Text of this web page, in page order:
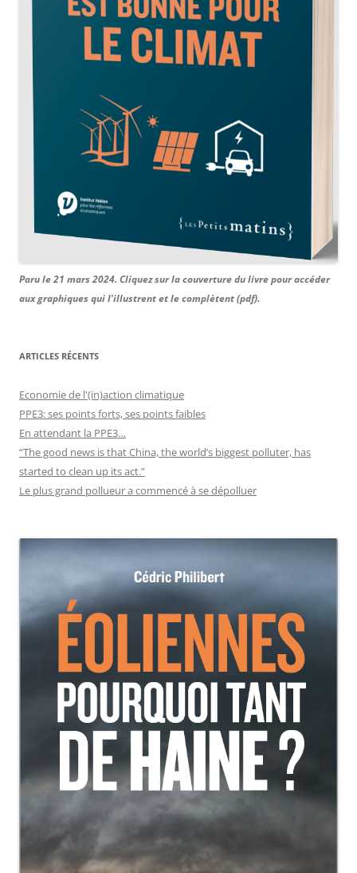
Paru le 21 mars 2024. Cliquez sur la couverture du livre pour accéder
aux graphiques qui l'illustrent et le complètent (pdf).
ARTICLES RÉCENTS
Economie de l'(in)action climatique
PPE3: ses points forts, ses points faibles
En attendant la PPE3…
“The good news is that China, the world’s biggest polluter, has
started to clean up its act.”
Le plus grand pollueur a commencé à se dépolluer